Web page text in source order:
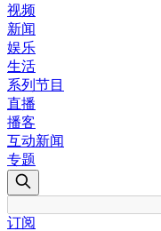
视频
新闻
娱乐
生活
系列节目
直播
播客
互动新闻
专题
订阅